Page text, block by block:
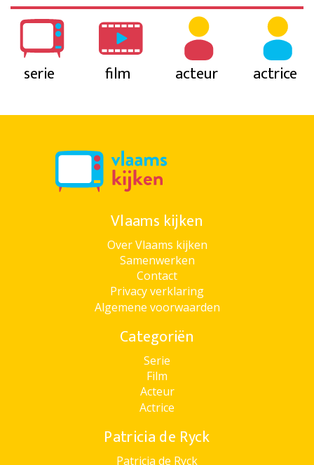
serie film acteur actrice
Vlaams kijken
Over Vlaams kijken
Samenwerken
Contact
Privacy verklaring
Algemene voorwaarden
Categoriën
Serie
Film
Acteur
Actrice
Patricia de Ryck
Patricia de Ryck